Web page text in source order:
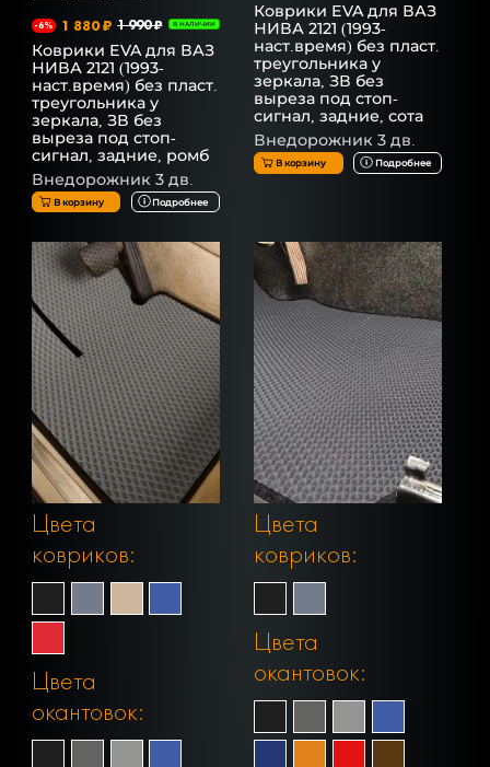
-6% 1 880 ₽ 1 990 ₽ В НАЛИЧИИ
Коврики EVA для ВАЗ
НИВА 2121 (1993-
наст.время) без пласт.
треугольника у
зеркала, ЗВ без
выреза под стоп-
сигнал, задние, ромб
Внедорожник 3 дв.
В корзину Подробнее
Коврики EVA для ВАЗ
НИВА 2121 (1993-
наст.время) без пласт.
треугольника у
зеркала, ЗВ без
выреза под стоп-
сигнал, задние, сота
Внедорожник 3 дв.
В корзину Подробнее
Цвета
ковриков:
Цвета
окантовок:
Цвета
ковриков:
Цвета
окантовок: